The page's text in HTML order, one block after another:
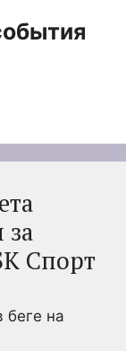
Спорт
беге на